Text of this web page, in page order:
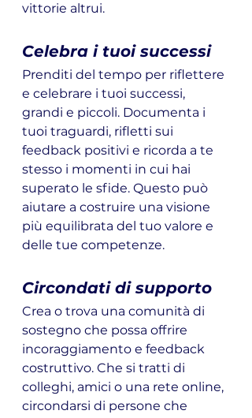
vittorie altrui.
Celebra i tuoi successi
Prenditi del tempo per riflettere
e celebrare i tuoi successi,
grandi e piccoli. Documenta i
tuoi traguardi, rifletti sui
feedback positivi e ricorda a te
stesso i momenti in cui hai
superato le sfide. Questo può
aiutare a costruire una visione
più equilibrata del tuo valore e
delle tue competenze.
Circondati di supporto
Crea o trova una comunità di
sostegno che possa offrire
incoraggiamento e feedback
costruttivo. Che si tratti di
colleghi, amici o una rete online,
circondarsi di persone che